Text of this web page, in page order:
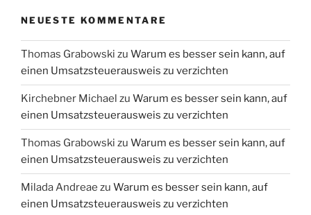
NEUESTE KOMMENTARE
Thomas Grabowski zu Warum es besser sein kann, auf
einen Umsatzsteuerausweis zu verzichten
Kirchebner Michael zu Warum es besser sein kann, auf
einen Umsatzsteuerausweis zu verzichten
Thomas Grabowski zu Warum es besser sein kann, auf
einen Umsatzsteuerausweis zu verzichten
Milada Andreae zu Warum es besser sein kann, auf
einen Umsatzsteuerausweis zu verzichten